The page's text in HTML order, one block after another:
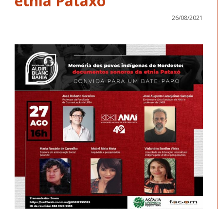
26/08/2021